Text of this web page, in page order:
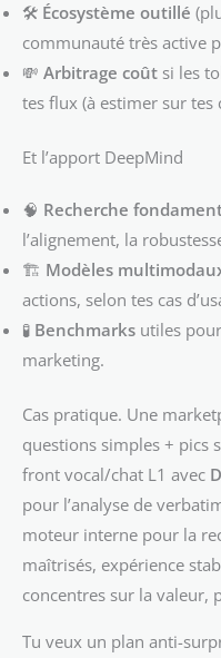
🛠️ Écosystème outillé
communauté très active
💸 Arbitrage coût si les
tes flux (à estimer sur tes
Et l’apport DeepMind
🧠 Recherche
l’alignement, la
🏗️ Modèles
actions, selon tes cas
🧪 Benchmarks utiles
marketing.
Cas pratique. Une
questions simples + pics
front vocal/chat L1 avec
pour l’analyse de
moteur interne pour la
maîtrisés, expérience
concentres sur la valeur,
Tu veux un plan anti-